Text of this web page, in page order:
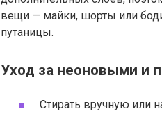
вещи — майки, шорты или
путаницы.
Уход за неоновыми и
Стирать вручную или